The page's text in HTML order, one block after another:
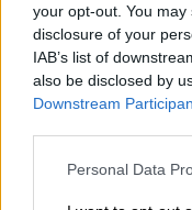
your opt-out. You
disclosure of your
IAB’s list of
also be disclosed by
Downstream
Personal Data